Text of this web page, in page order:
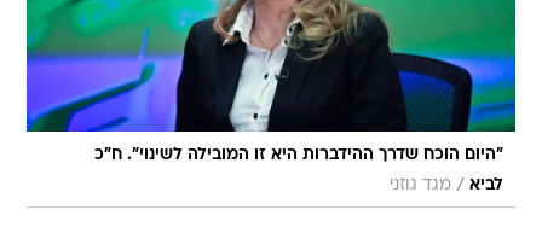
"היום הוכח שדרך ההידברות היא זו המובילה לשינוי". ח"כ
לביא / מגד גוזני